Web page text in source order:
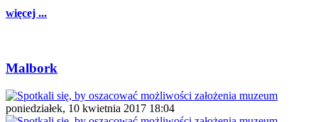
więcej ...
Malbork
poniedziałek, 10 kwietnia 2017 18:04